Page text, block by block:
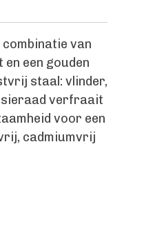
van
een gouden
staal: vlinder,
sieraad verfraait
voor een
cadmiumvrij